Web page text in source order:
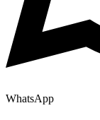
WhatsApp